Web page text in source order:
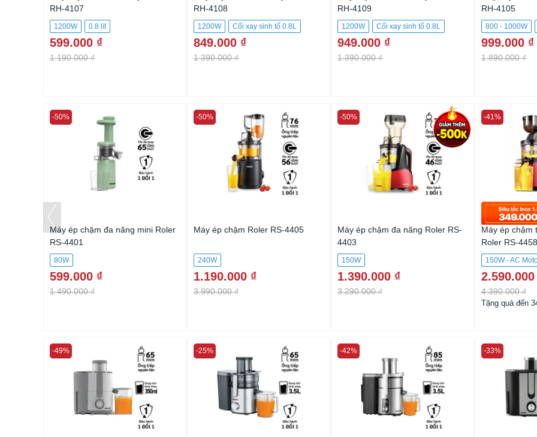
RH-4107
1200W 0.8 lít
599.000 ₫
1.190.000 ₫
RH-4108
1200W
Cối xay sinh tố 0.8L
Cối xay thịt 0.5L
849.000 ₫
1.390.000 ₫
RH-4109
1200W
Cối xay sinh tố 0.8L
Cối xay thịt 0.5L
949.000 ₫
1.390.000 ₫
RH-4105
800 - 1000W
999.000 ₫
1.890.000 ₫
Máy ép chậm đa năng mini Roler
RS-4401
80W
599.000 ₫
1.490.000 ₫
-50%
Máy ép chậm Roler RS-4405
240W
1.190.000 ₫
3.990.000 ₫
-50%
Máy ép chậm đa năng Roler RS-
4403
150W
1.390.000 ₫
3.290.000 ₫
-50%
Máy ép chậm
Roler RS-4458
150W - AC
2.590.000
4.390.000 ₫
-41%
Tặng quà đến
-49% -25% -42% -33%